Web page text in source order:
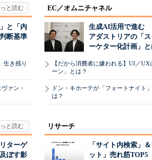
と「内
断基準
生き残り
ァン・
EC／オムニチャネル
生成AI活用で進む
アダストリアの「
ーケター化計画」と
【だから消費者に嫌われる】UI／UX
ーン」とは？
ドン・キホーテが「フォートナイ
は？
ターゲ
ぼす影
リサーチ
「サイト内検索」
ット」売れ筋TOP5